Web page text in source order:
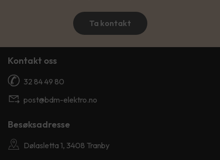
Ta kontakt
Kontakt oss
32 84 49 80
post@bdm-elektro.no
Besøksadresse
Dølasletta 1, 3408 Tranby